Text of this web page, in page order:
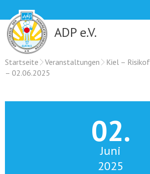
content
ADP e.V.
Startseite Veranstaltungen
Kiel –
– 02.06.2025
02.
Juni
2025